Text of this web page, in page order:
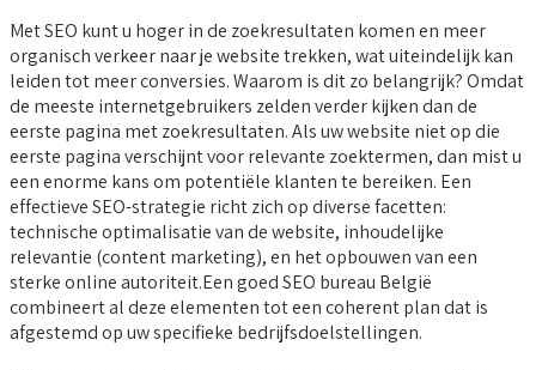
Met SEO kunt u hoger in de zoekresultaten komen en meer
organisch verkeer naar je website trekken, wat uiteindelijk kan
leiden tot meer conversies. Waarom is dit zo belangrijk? Omdat
de meeste internetgebruikers zelden verder kijken dan de
eerste pagina met zoekresultaten. Als uw website niet op die
eerste pagina verschijnt voor relevante zoektermen, dan mist u
een enorme kans om potentiële klanten te bereiken. Een
effectieve SEO-strategie richt zich op diverse facetten:
technische optimalisatie van de website, inhoudelijke
relevantie (content marketing), en het opbouwen van een
sterke online autoriteit.Een goed SEO bureau België
combineert al deze elementen tot een coherent plan dat is
afgestemd op uw specifieke bedrijfsdoelstellingen.